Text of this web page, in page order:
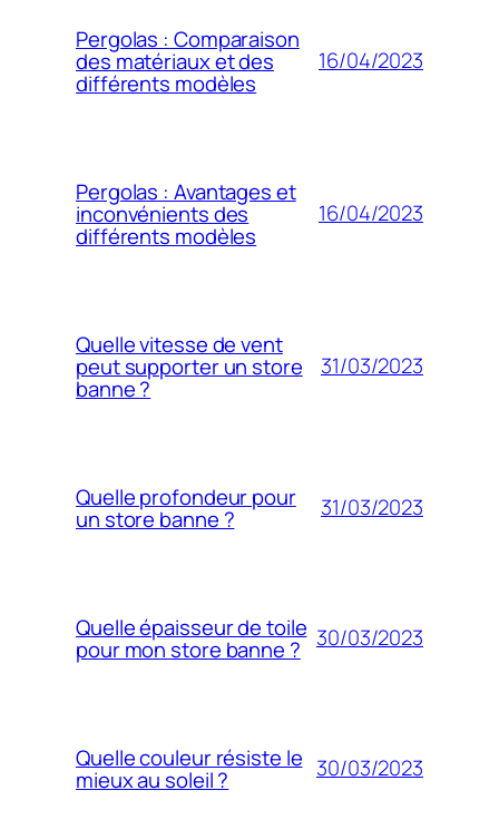
Pergolas : Comparaison
des matériaux et des
différents modèles
16/04/2023
Pergolas : Avantages et
inconvénients des
différents modèles
16/04/2023
Quelle vitesse de vent
peut supporter un store
banne ?
31/03/2023
Quelle profondeur pour
un store banne ? 31/03/2023
Quelle épaisseur de toile
pour mon store banne ? 30/03/2023
Quelle couleur résiste le
mieux au soleil ? 30/03/2023